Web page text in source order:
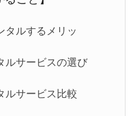
タルするメリッ
ルサービスの選び
ルサービス比較